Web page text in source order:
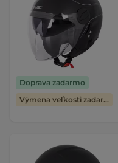
Doprava zadarmo
Výmena veľkosti zadarmo